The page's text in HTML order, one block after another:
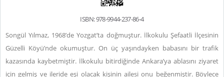
ISBN: 978-9944-237-86-4
Songül Yılmaz, 1968’de Yozgat’ta doğmuştur. İlkokulu Şefaatli İlçesinin
Güzelli Köyü’nde okumuştur. On üç yaşındayken babasını bir trafik
kazasında kaybetmiştir. İlkokulu bitirdiğinde Ankara’ya ablasını ziyaret
için gelmiş ve ileride eşi olacak kişinin ailesi onu beğenmiştir. Böylece